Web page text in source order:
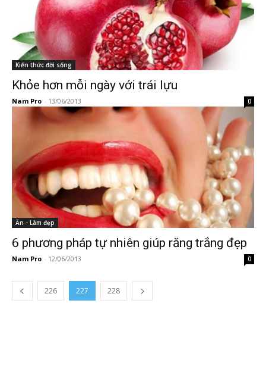
Kiến thức đời sống
Khỏe hơn mỗi ngày với trái lựu
Nam Pro - 13/06/2013 0
Ăn - Làm đẹp
6 phương pháp tự nhiên giúp răng trắng đẹp
Nam Pro - 12/06/2013 0
226 227 228